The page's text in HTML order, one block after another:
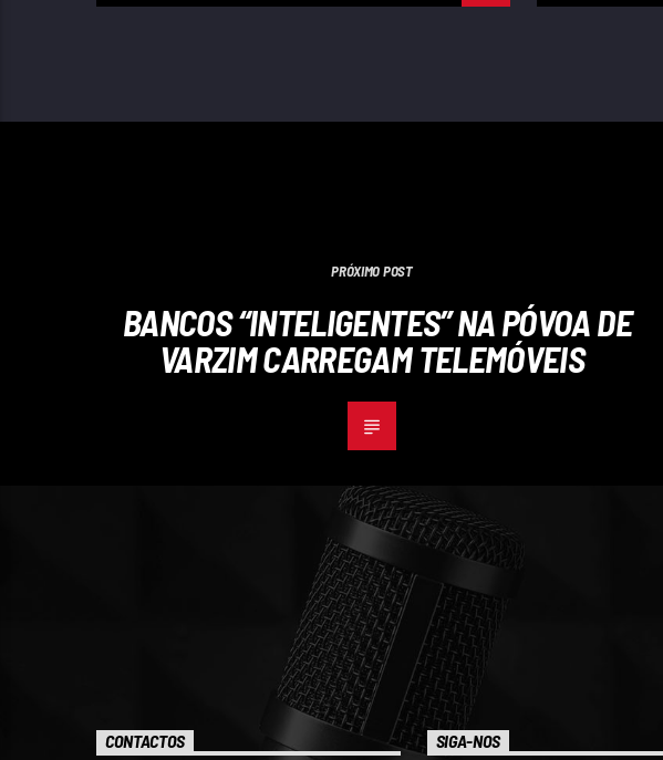
PRÓXIMO POST
BANCOS “INTELIGENTES” NA PÓVOA DE
VARZIM CARREGAM TELEMÓVEIS
CONTACTOS SIGA-NOS